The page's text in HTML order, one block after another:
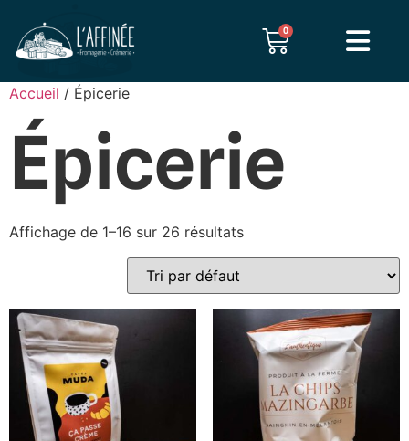
0
Accueil / Épicerie
Épicerie
Affichage de 1–16 sur 26 résultats